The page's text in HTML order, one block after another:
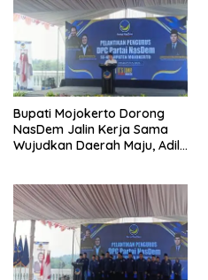
Bupati Mojokerto Dorong
NasDem Jalin Kerja Sama
Wujudkan Daerah Maju, Adil,